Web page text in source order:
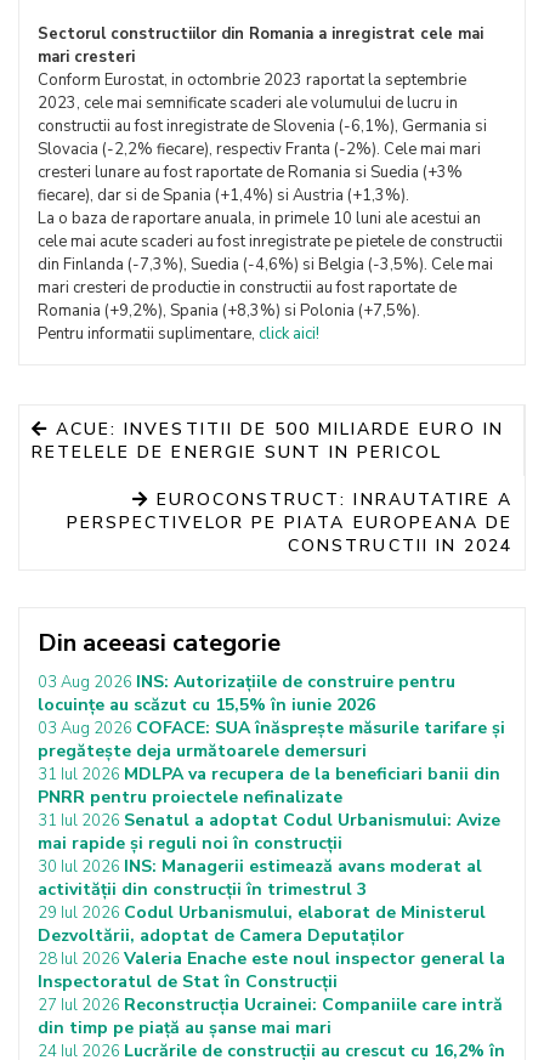
Sectorul constructiilor din Romania a inregistrat cele mai
mari cresteri
Conform Eurostat, in octombrie 2023 raportat la septembrie
2023, cele mai semnificate scaderi ale volumului de lucru in
constructii au fost inregistrate de Slovenia (-6,1%), Germania si
Slovacia (-2,2% fiecare), respectiv Franta (-2%). Cele mai mari
cresteri lunare au fost raportate de Romania si Suedia (+3%
fiecare), dar si de Spania (+1,4%) si Austria (+1,3%).
La o baza de raportare anuala, in primele 10 luni ale acestui an
cele mai acute scaderi au fost inregistrate pe pietele de constructii
din Finlanda (-7,3%), Suedia (-4,6%) si Belgia (-3,5%). Cele mai
mari cresteri de productie in constructii au fost raportate de
Romania (+9,2%), Spania (+8,3%) si Polonia (+7,5%).
Pentru informatii suplimentare, click aici!
ACUE: INVESTITII DE 500 MILIARDE EURO IN
RETELELE DE ENERGIE SUNT IN PERICOL
EUROCONSTRUCT: INRAUTATIRE A
PERSPECTIVELOR PE PIATA EUROPEANA DE
CONSTRUCTII IN 2024
Din aceeasi categorie
03 Aug 2026 INS: Autorizațiile de construire pentru
locuințe au scăzut cu 15,5% în iunie 2026
03 Aug 2026 COFACE: SUA înăsprește măsurile tarifare și
pregătește deja următoarele demersuri
31 Iul 2026 MDLPA va recupera de la beneficiari banii din
PNRR pentru proiectele nefinalizate
31 Iul 2026 Senatul a adoptat Codul Urbanismului: Avize
mai rapide și reguli noi în construcții
30 Iul 2026 INS: Managerii estimează avans moderat al
activității din construcții în trimestrul 3
29 Iul 2026 Codul Urbanismului, elaborat de Ministerul
Dezvoltării, adoptat de Camera Deputaților
28 Iul 2026 Valeria Enache este noul inspector general la
Inspectoratul de Stat în Construcții
27 Iul 2026 Reconstrucția Ucrainei: Companiile care intră
din timp pe piață au șanse mai mari
24 Iul 2026 Lucrările de construcții au crescut cu 16,2% în